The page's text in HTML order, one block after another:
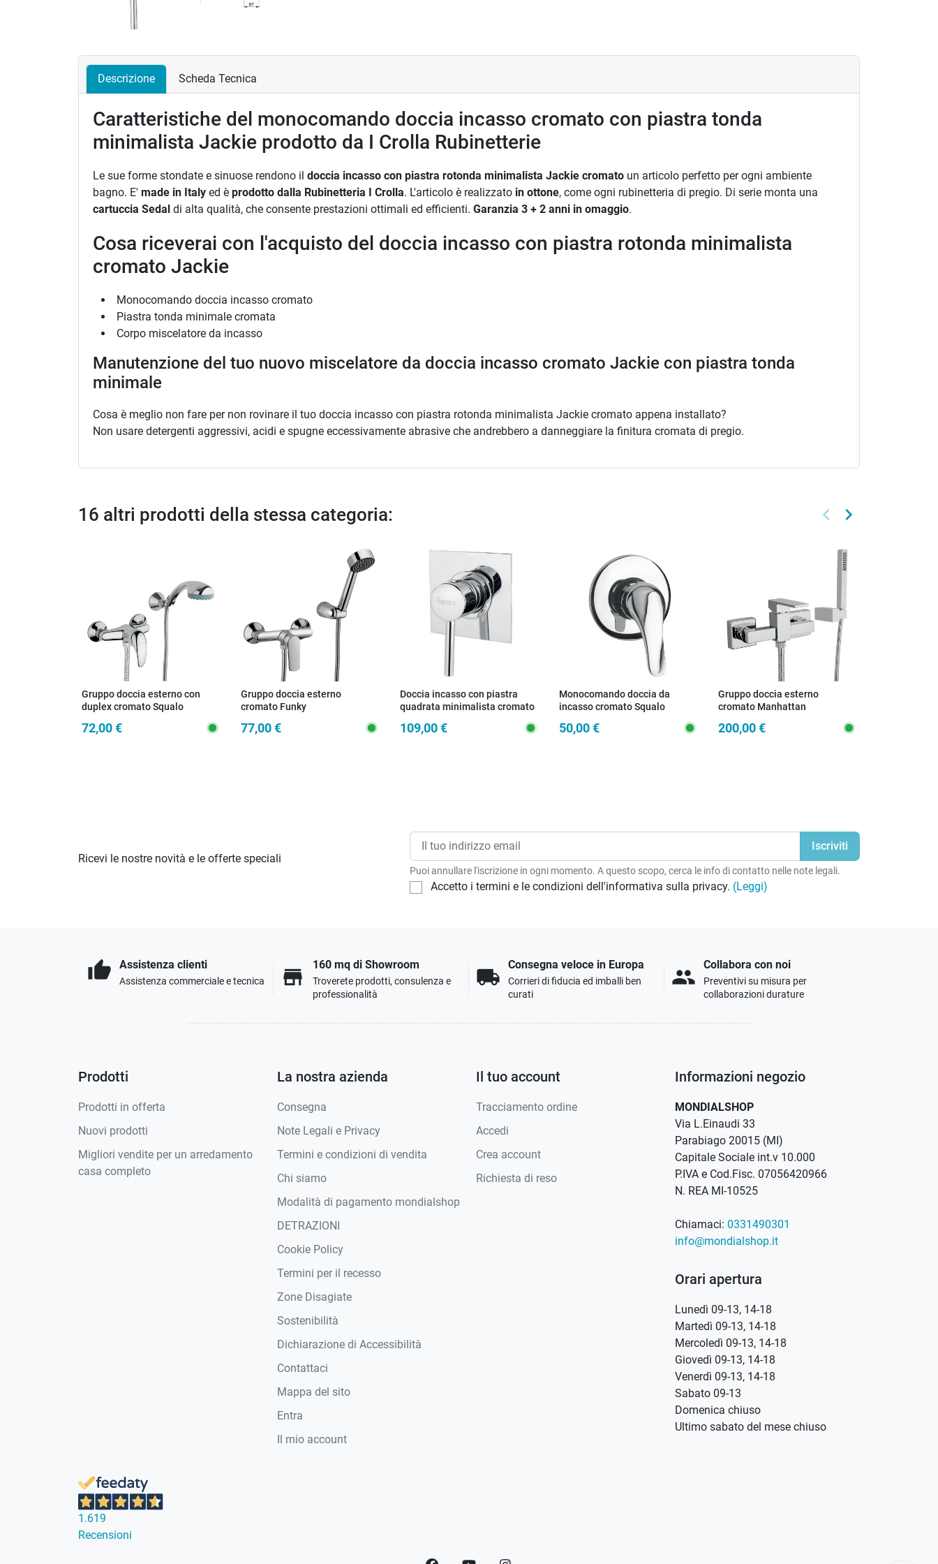
Descrizione Scheda Tecnica
Caratteristiche del monocomando doccia incasso cromato con piastra tonda
minimalista Jackie prodotto da I Crolla Rubinetterie
Le sue forme stondate e sinuose rendono il doccia incasso con piastra rotonda minimalista Jackie cromato un articolo perfetto per ogni ambiente
bagno. E' made in Italy ed è prodotto dalla Rubinetteria I Crolla. L'articolo è realizzato in ottone, come ogni rubinetteria di pregio. Di serie monta una
cartuccia Sedal di alta qualità, che consente prestazioni ottimali ed efficienti. Garanzia 3 + 2 anni in omaggio.
Cosa riceverai con l'acquisto del doccia incasso con piastra rotonda minimalista
cromato Jackie
Monocomando doccia incasso cromato
Piastra tonda minimale cromata
Corpo miscelatore da incasso
Manutenzione del tuo nuovo miscelatore da doccia incasso cromato Jackie con piastra tonda
minimale
Cosa è meglio non fare per non rovinare il tuo doccia incasso con piastra rotonda minimalista Jackie cromato appena installato?
Non usare detergenti aggressivi, acidi e spugne eccessivamente abrasive che andrebbero a danneggiare la finitura cromata di pregio.
16 altri prodotti della stessa categoria: Precedente
keyboard_arrow_left Successivo
keyboard_arrow_right
Gruppo doccia esterno con
duplex cromato Squalo
72,00 €
Gruppo doccia esterno
cromato Funky
77,00 €
Doccia incasso con piastra
quadrata minimalista cromato
109,00 €
Monocomando doccia da
incasso cromato Squalo
50,00 €
Gruppo doccia esterno
cromato Manhattan
200,00 €
Ricevi le nostre novità e le offerte speciali
Puoi annullare l'iscrizione in ogni momento. A questo scopo, cerca le info di contatto nelle note legali.
Accetto i termini e le condizioni dell'informativa sulla privacy. (Leggi)
thumb_up Assistenza clienti
Assistenza commerciale e tecnica store
160 mq di Showroom
Troverete prodotti, consulenza e
professionalità
local_shipping
Consegna veloce in Europa
Corrieri di fiducia ed imballi ben
curati
people
Collabora con noi
Preventivi su misura per
collaborazioni durature
Prodotti
Prodotti in offerta
Nuovi prodotti
Migliori vendite per un arredamento
casa completo
La nostra azienda
Consegna
Note Legali e Privacy
Termini e condizioni di vendita
Chi siamo
Modalità di pagamento mondialshop
DETRAZIONI
Cookie Policy
Termini per il recesso
Zone Disagiate
Sostenibilità
Dichiarazione di Accessibilità
Contattaci
Mappa del sito
Entra
Il mio account
Il tuo account
Tracciamento ordine
Accedi
Crea account
Richiesta di reso
Informazioni negozio
MONDIALSHOP
Via L.Einaudi 33
Parabiago 20015 (MI)
Capitale Sociale int.v 10.000
P.IVA e Cod.Fisc. 07056420966
N. REA MI-10525
Chiamaci: 0331490301
info@mondialshop.it
Orari apertura
Lunedì 09-13, 14-18
Martedì 09-13, 14-18
Mercoledì 09-13, 14-18
Giovedì 09-13, 14-18
Venerdì 09-13, 14-18
Sabato 09-13
Domenica chiuso
Ultimo sabato del mese chiuso
1.619
Recensioni